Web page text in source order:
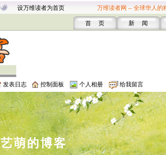
设万维读者为首页 万维读者网 -- 全球华人的
首 页 新 闻
发表日志 控制面板 个人相册 给我留言
艺萌的博客